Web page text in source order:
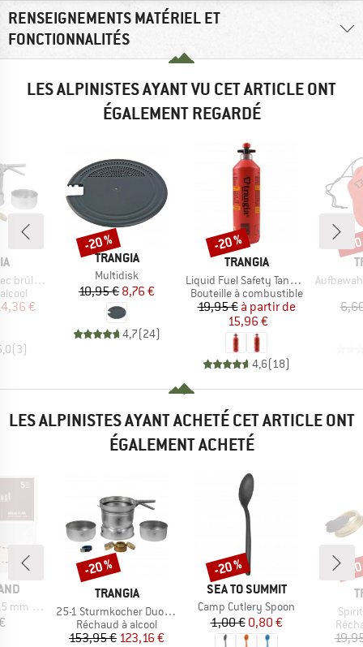
RENSEIGNEMENTS MATÉRIEL ET
FONCTIONNALITÉS
LES ALPINISTES AYANT VU CET ARTICLE ONT
ÉGALEMENT REGARDÉ
à alcool
réduit
€
(3)
MARQUE
TRANGIA
Article
Multidisk
Prix
10,95 €Prix réduit
8,76 €
4,7(24)
Remise
-20 %
MARQUE
TRANGIA
Article
Liquid Fuel Safety Tank Bottle
Product group
Bouteille à combustible
Prix
19,95 € Prix réduit
à partir de
15,96 €
4,6( 18)
Remise
-20 %
Article
-
LES ALPINISTES AYANT ACHETÉ CET ARTICLE ONT
ÉGALEMENT ACHETÉ
(5 pièces)
MARQUE
TRANGIA
Article
25-1 Sturmkocher Duossal mit Spiritusbrenner
Product group
Réchaud à alcool
Prix
153,95 €Prix réduit
123,16 €
Remise
-20 %
MARQUE
SEA TO SUMMIT
Article
Camp Cutlery Spoon
Prix
1,00 €Prix réduit
0,80 €
Remise
-20 % -